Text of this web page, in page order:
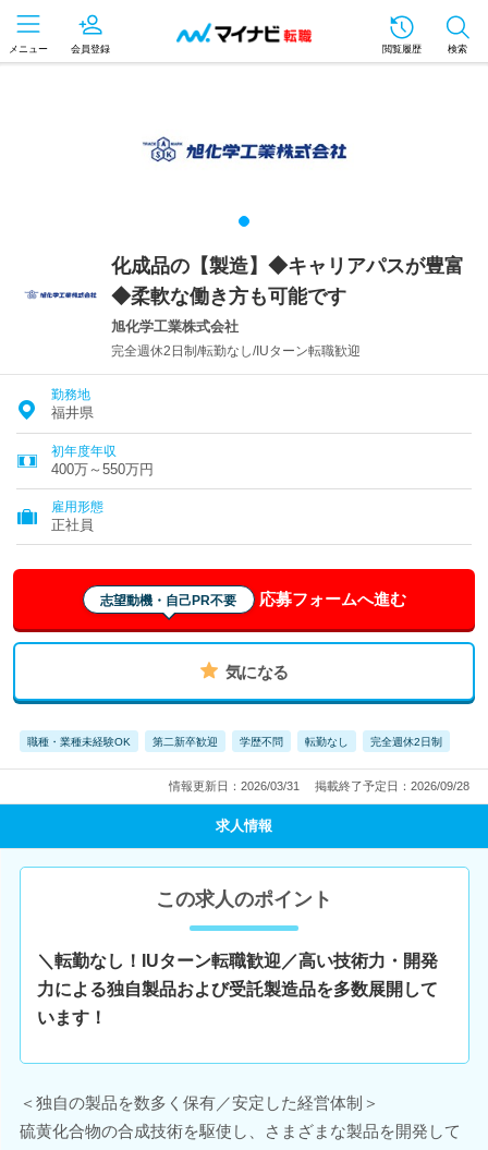
メニュー 会員登録 閲覧履歴 検索
化成品の【製造】◆キャリアパスが豊富
◆柔軟な働き方も可能です
旭化学工業株式会社
完全週休2日制/転勤なし/IUターン転職歓迎
勤務地
福井県
初年度年収
400万～550万円
雇用形態
正社員
志望動機・自己PR不要 応募フォームへ進む
気になる
職種・業種未経験OK 第二新卒歓迎 学歴不問 転勤なし 完全週休2日制
情報更新日：2026/03/31 掲載終了予定日：2026/09/28
求人情報
この求人のポイント
＼転勤なし！IUターン転職歓迎／高い技術力・開発
力による独自製品および受託製造品を多数展開して
います！
＜独自の製品を数多く保有／安定した経営体制＞
硫黄化合物の合成技術を駆使し、さまざまな製品を開発して